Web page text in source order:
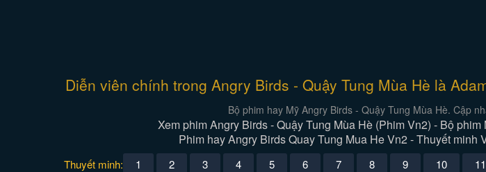
Diễn viên chính trong Angry Birds - Quậy Tung Mùa Hè là
Bộ phim hay Mỹ Angry Birds - Quậy Tung Mùa Hè. Cập
Xem phim Angry Birds - Quậy Tung Mùa Hè (Phim Vn2) - Bộ
Phim hay Angry Birds Quay Tung Mua He Vn2 - Thuyết
Thuyết minh: 1 2 3 4 5 6 7 8 9 10 11